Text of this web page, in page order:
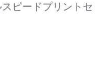
ピードプリントセ